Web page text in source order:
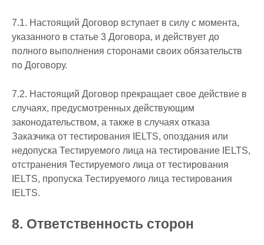
7.1. Настоящий Договор вступает в силу с момента,
указанного в статье 3 Договора, и действует до
полного выполнения сторонами своих обязательств
по Договору.
7.2. Настоящий Договор прекращает свое действие в
случаях, предусмотренных действующим
законодательством, а также в случаях отказа
Заказчика от тестирования IELTS, опоздания или
недопуска Тестируемого лица на тестирование IELTS,
отстранения Тестируемого лица от тестирования
IELTS, пропуска Тестируемого лица тестирования
IELTS.
8. Ответственность сторон